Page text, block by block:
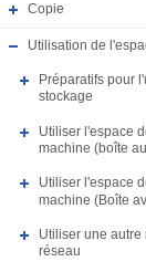
Copie
Utilisation de
Préparatifs pour
stockage
Utiliser l'espace
machine (boîte
Utiliser l'espace
machine (Boîte
Utiliser une autre
réseau